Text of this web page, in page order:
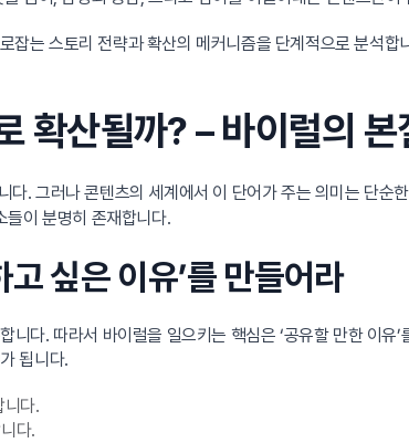
잡는 스토리 전략과 확산의 메커니즘을 단계적으로 분석
확산될까? – 바이럴의 본
. 그러나 콘텐츠의 세계에서 이 단어가 주는 의미는 단순
들이 분명히 존재합니다.
싶은 이유’를 만들어라
다. 따라서 바이럴을 일으키는 핵심은 ‘공유할 만한 이
됩니다.
니다.
다.